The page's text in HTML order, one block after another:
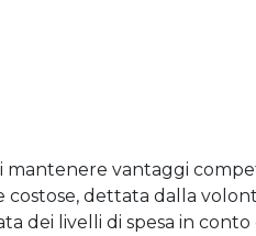
mantenere vantaggi
dettata dalla
dei livelli di spesa in conto